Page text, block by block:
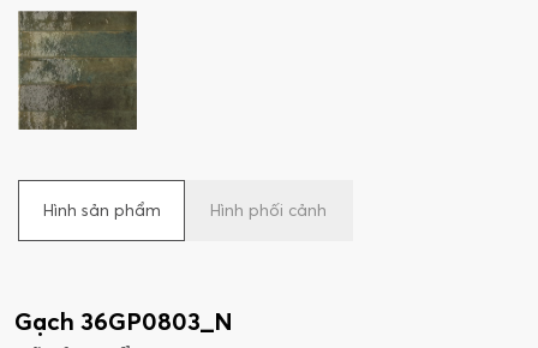
Hình sản phẩm Hình phối cảnh
Gạch 36GP0803_N